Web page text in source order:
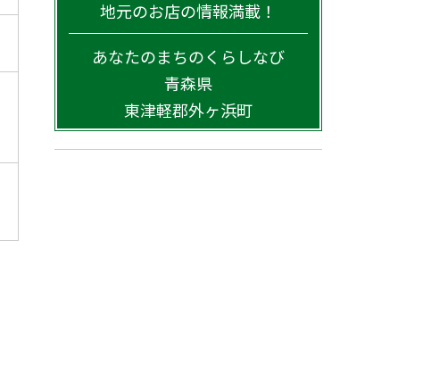
地元のお店の情報満載！
あなたのまちのくらしなび
青森県
東津軽郡外ヶ浜町